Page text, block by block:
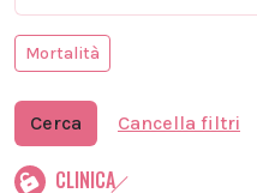
Mortalità
Cerca Cancella filtri
CLINICA